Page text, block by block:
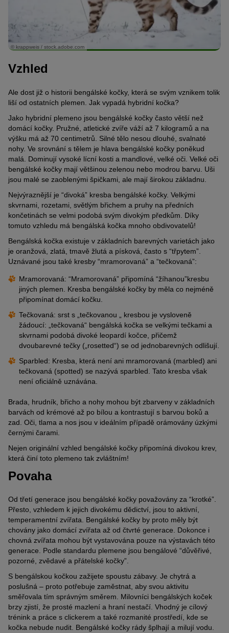
© krappweis / stock.adobe.com
Vzhled
Ale dost již o historii bengálské kočky, která se svým vznikem tolik
liší od ostatních plemen. Jak vypadá hybridní kočka?
Jako hybridní plemeno jsou bengálské kočky často větší než
domácí kočky. Pružné, atletické zvíře váží až 7 kilogramů a na
výšku má až 70 centimetrů. Silné tělo nesou dlouhé, svalnaté
nohy. Ve srovnání s tělem je hlava bengálské kočky poněkud
malá. Dominují vysoké lícní kosti a mandlové, velké oči. Velké oči
bengálské kočky mají většinou zelenou nebo modrou barvu. Uši
jsou malé se zaoblenými špičkami, ale mají širokou základnu.
Nejvýraznější je “divoká” kresba bengálské kočky. Velkými
skvrnami, rozetami, světlým břichem a pruhy na předních
končetinách se velmi podobá svým divokým předkům. Díky
tomuto vzhledu má bengálská kočka mnoho obdivovatelů!
Bengálská kočka existuje v základních barevných varietách jako
je oranžová, zlatá, tmavě žlutá a písková, často s “třpytem”.
Uznávané jsou také kresby “mramorovaná” a “tečkovaná”:
Mramorovaná: “Mramorovaná” připomíná “žíhanou”kresbu
jiných plemen. Kresba bengálské kočky by měla co nejméně
připomínat domácí kočku.
Tečkovaná: srst s „tečkovanou „ kresbou je vysloveně
žádoucí: „tečkovaná“ bengálská kočka se velkými tečkami a
skvrnami podobá divoké leopardí kočce, přičemž
dvoubarevné tečky („rosetted“) se od jednobarevných odlišují.
Sparbled: Kresba, která není ani mramorovaná (marbled) ani
tečkovaná (spotted) se nazývá sparbled. Tato kresba však
není oficiálně uznávána.
Brada, hrudník, břicho a nohy mohou být zbarveny v základních
barvách od krémové až po bílou a kontrastují s barvou boků a
zad. Oči, tlama a nos jsou v ideálním případě orámovány úzkými
černými čarami.
Nejen originální vzhled bengálské kočky připomíná divokou krev,
která činí toto plemeno tak zvláštním!
Povaha
Od třetí generace jsou bengálské kočky považovány za “krotké”.
Přesto, vzhledem k jejich divokému dědictví, jsou to aktivní,
temperamentní zvířata. Bengálské kočky by proto měly být
chovány jako domácí zvířata až od čtvrté generace. Dokonce i
chovná zvířata mohou být vystavována pouze na výstavách této
generace. Podle standardu plemene jsou bengálové “důvěřivé,
pozorné, zvědavé a přátelské kočky”.
S bengálskou kočkou zažijete spoustu zábavy. Je chytrá a
poslušná – proto potřebuje zaměstnat, aby svou aktivitu
směřovala tím správným směrem. Milovníci bengálských koček
brzy zjistí, že prosté mazlení a hraní nestačí. Vhodný je cílový
trénink a práce s clickerem a také rozmanité prostředí, kde se
kočka nebude nudit. Bengálské kočky rády šplhají a milují vodu.